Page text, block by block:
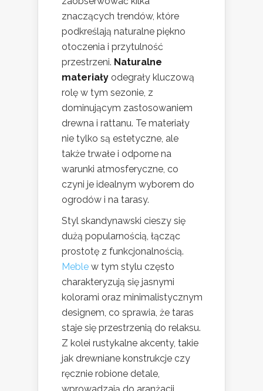
znaczących trendów, które
podkreślają naturalne piękno
otoczenia i przytulność
przestrzeni. Naturalne
materiały odegrały kluczową
rolę w tym sezonie, z
dominującym zastosowaniem
drewna i rattanu. Te materiały
nie tylko są estetyczne, ale
także trwałe i odporne na
warunki atmosferyczne, co
czyni je idealnym wyborem do
ogrodów i na tarasy.
Styl skandynawski cieszy się
dużą popularnością, łącząc
prostotę z funkcjonalnością.
Meble w tym stylu często
charakteryzują się jasnymi
kolorami oraz minimalistycznym
designem, co sprawia, że taras
staje się przestrzenią do relaksu.
Z kolei rustykalne akcenty, takie
jak drewniane konstrukcje czy
ręcznie robione detale,